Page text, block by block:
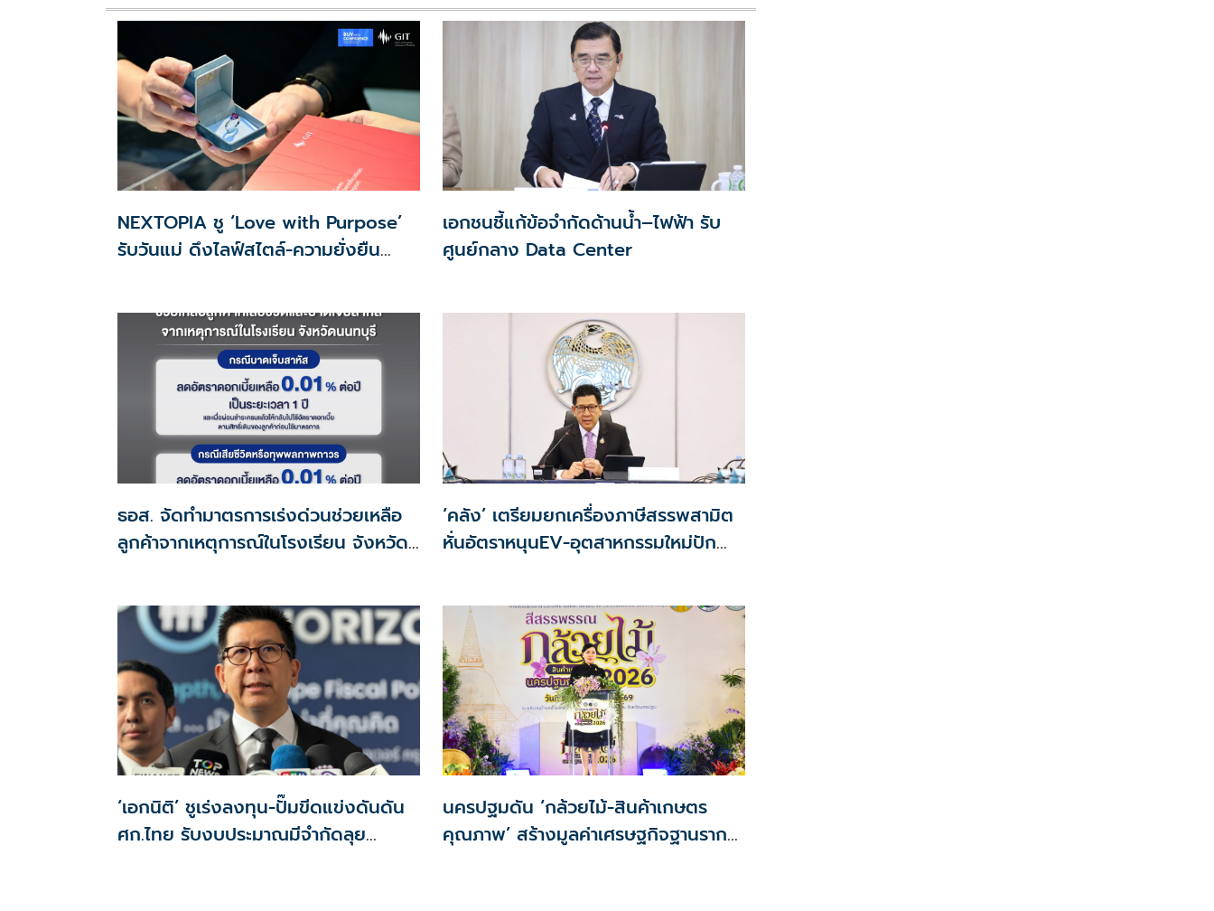
NEXTOPIA ชู ‘Love with Purpose’
รับวันแม่ ดึงไลฟ์สไตล์-ความยั่งยืน
เอกชนชี้แก้ข้อจำกัดด้านน้ำ–ไฟฟ้า รับ
ศูนย์กลาง Data Center
ธอส. จัดทำมาตรการเร่งด่วนช่วยเหลือ
ลูกค้าจากเหตุการณ์ในโรงเรียน จังหวัด
สัญญา
‘คลัง’ เตรียมยกเครื่องภาษีสรรพสามิต
หั่นอัตราหนุนEV-อุตสาหกรรมใหม่ปัก
‘เอกนิติ’ ชูเร่งลงทุน-ปั๊มขีดแข่งดันดัน
ศก.ไทย รับงบประมาณมีจำกัดลุย
นครปฐมดัน ‘กล้วยไม้-สินค้าเกษตร
คุณภาพ’ สร้างมูลค่าเศรษฐกิจฐานราก